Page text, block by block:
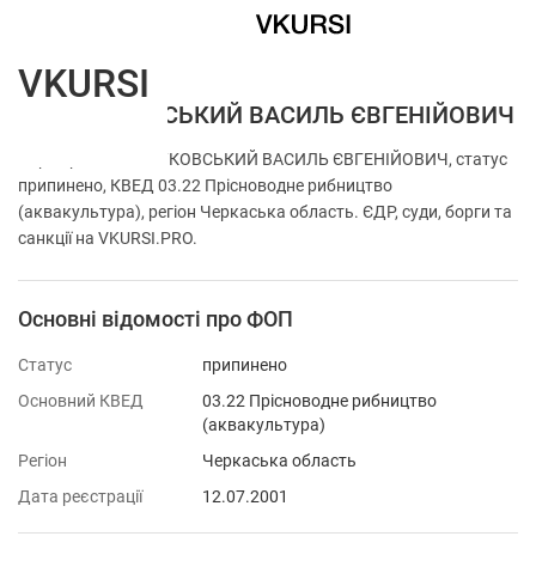
ФОП ЖУКОВСЬКИЙ ВАСИЛЬ ЄВГЕНІЙОВИЧ
Перевірка ФОП ЖУКОВСЬКИЙ ВАСИЛЬ ЄВГЕНІЙОВИЧ, статус
припинено, КВЕД 03.22 Прісноводне рибництво
(аквакультура), регіон Черкаська область. ЄДР, суди, борги та
санкції на VKURSI.PRO.
Основні відомості про ФОП
Статус
припинено
Основний КВЕД
03.22 Прісноводне рибництво
(аквакультура)
Регіон
Черкаська область
Дата реєстрації
12.07.2001
VKURSI